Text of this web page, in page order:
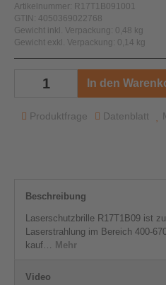
Artikelnummer: R17T1B091001
GTIN: 4050369022768
Gewicht inkl. Verpackung: 0,48 kg
Gewicht exkl. Verpackung: 0,14 kg
In den
Produktfrage Datenblatt
Beschreibung
Laserschutzbrille R17T1B09 ist
Laserstrahlung im Bereich 400-
kauf… Mehr
Video